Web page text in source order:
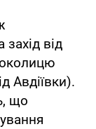
від
околицю
Авдіївки).
що